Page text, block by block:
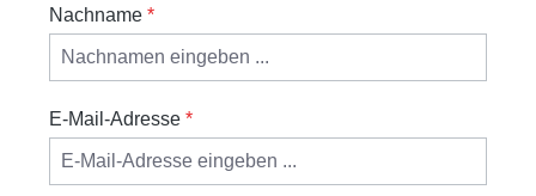
Nachname *
E-Mail-Adresse *